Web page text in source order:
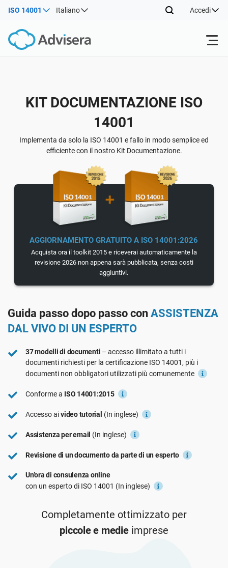
ISO 14001 Italiano Accedi
Indietro
ISO 27001
NIS2
DORA
ISO 42001
GDPR dell’UE
ISO 13485
ISO 20000
ISO 22301
IATF 16949
Risorse gratuite
Per tipo
Da dove cominciare
Altro
Settori
Consulenti
Aziende IT e SaaS
Infrastrutture critiche
Produzione
Telecomunicazioni
Governo
Organizzazioni sanitarie
Aerospaziale
Vedi La Demo
KIT DOCUMENTAZIONE ISO
14001
Implementa da solo la ISO 14001 e fallo in modo semplice ed
efficiente con il nostro Kit Documentazione.
AGGIORNAMENTO GRATUITO A ISO 14001:2026
Acquista ora il toolkit 2015 e riceverai automaticamente la
revisione 2026 non appena sarà pubblicata, senza costi
aggiuntivi.
Guida passo dopo passo con ASSISTENZA
DAL VIVO DI UN ESPERTO
37 modelli di documenti – accesso illimitato a tutti i
documenti richiesti per la certificazione ISO 14001, più i
documenti non obbligatori utilizzati più comunemente
Conforme a ISO 14001:2015
Accesso aivideo tutorial (In inglese)
Assistenza per email (In inglese)
Revisione di un documento da parte di un esperto
Un’ora di consulenza online
con un esperto di ISO 14001 (In inglese)
Completamente ottimizzato per
piccole e medieimprese